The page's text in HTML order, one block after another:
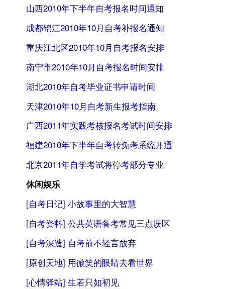
山西2010年下半年自考报名时间通知
成都锦江2010年10月自考补报名通知
重庆江北区2010年10月自考报名安排
南宁市2010年10月自考报名时间安排
湖北2010年自考毕业证书申请时间
天津2010年10月自考新生报考指南
广西2011年实践考核报名考试时间安排
福建2010年下半年自考转免考系统开通
北京2011年自学考试将停考部分专业
休闲娱乐
[自考日记] 小故事里的大智慧
[自考资料] 公共英语备考常见三点误区
[自考深造] 自考前不轻言放弃
[原创天地] 用微笑的眼睛去看世界
[心情驿站] 生若只如初见